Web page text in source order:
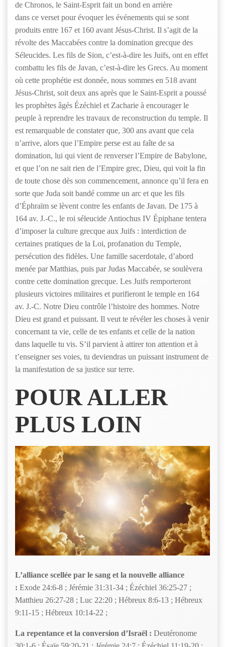
de Chronos, le Saint-Esprit fait un bond en arrière
dans ce verset pour évoquer les événements qui se sont
produits entre 167 et 160 avant Jésus-Christ. Il s’agit de la
révolte des Maccabées contre la domination grecque des
Séleucides. Les fils de Sion, c’est-à-dire les Juifs, ont en effet
combattu les fils de Javan, c’est-à-dire les Grecs. Au moment
où cette prophétie est donnée, nous sommes en 518 avant
Jésus-Christ, soit deux ans après que le Saint-Esprit a poussé
les prophètes âgés Ézéchiel et Zacharie à encourager le
peuple à reprendre les travaux de reconstruction du temple. Il
est remarquable de constater que, 300 ans avant que cela
n’arrive, alors que l’Empire perse est au faîte de sa
domination, lui qui vient de renverser l’Empire de Babylone,
et que l’on ne sait rien de l’Empire grec, Dieu, qui voit la fin
de toute chose dès son commencement, annonce qu’il fera en
sorte que Juda soit bandé comme un arc et que les fils
d’Éphraïm se lèvent contre les enfants de Javan. De 175 à
164 av. J.-C., le roi séleucide Antiochus IV Épiphane tentera
d’imposer la culture grecque aux Juifs : interdiction de
certaines pratiques de la Loi, profanation du Temple,
persécution des fidèles. Une famille sacerdotale, d’abord
menée par Matthias, puis par Judas Maccabée, se soulèvera
contre cette domination grecque. Les Juifs remporteront
plusieurs victoires militaires et purifieront le temple en 164
av. J.-C. Notre Dieu contrôle l’histoire des hommes. Notre
Dieu est grand et puissant. Il veut te révéler les choses à venir
concernant ta vie, celle de tes enfants et celle de la nation
dans laquelle tu vis. S’il parvient à attirer ton attention et à
t’enseigner ses voies, tu deviendras un puissant instrument de
la manifestation de sa justice sur terre.
POUR ALLER
PLUS LOIN
L’alliance scellée par le sang et la nouvelle alliance
: Exode 24:6-8 ; Jérémie 31:31-34 ; Ézéchiel 36:25-27 ;
Matthieu 26:27-28 ; Luc 22:20 ; Hébreux 8:6-13 ; Hébreux
9:11-15 ; Hébreux 10:14-22 ;
La repentance et la conversion d’Israël : Deutéronome